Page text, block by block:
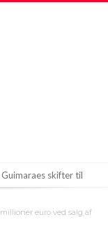
skifter til
venskabskamp med et
euro ved salg af